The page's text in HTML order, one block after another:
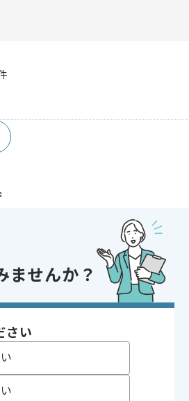
期プロジェクト , 急募 , BtoB向け , 新技術
ませんか？
さい